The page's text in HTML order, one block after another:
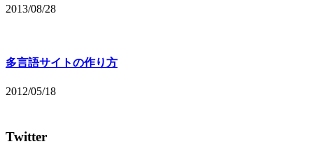
2013/08/28
多言語サイトの作り方
2012/05/18
Twitter